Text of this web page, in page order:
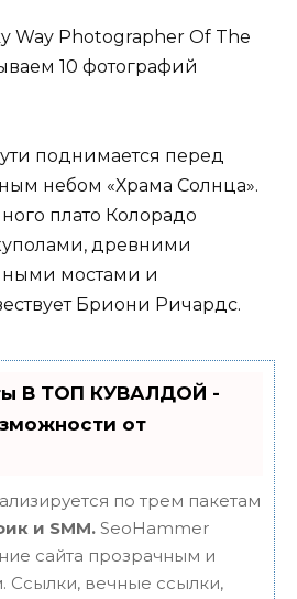
поднимается перед
небом «Храма Солнца».
плато Колорадо
древними
мостами и
Бриони Ричардс.
В ТОП КУВАЛДОЙ -
от
по трем пакетам
и SMM. SeoHammer
сайта прозрачным и
Ссылки, вечные ссылки,